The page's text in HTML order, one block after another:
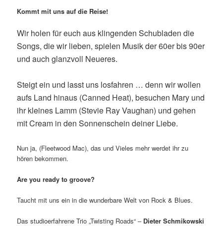
Kommt mit uns auf die Reise!
Wir holen für euch aus klingenden Schubladen die
Songs, die wir lieben, spielen Musik der 60er bis 90er
und auch glanzvoll Neueres.
Steigt ein und lasst uns losfahren … denn wir wollen
aufs Land hinaus (Canned Heat), besuchen Mary und
ihr kleines Lamm (Stevie Ray Vaughan) und gehen
mit Cream in den Sonnenschein deiner Liebe.
Nun ja, (Fleetwood Mac), das und Vieles mehr werdet ihr zu
hören bekommen.
Are you ready to groove?
Taucht mit uns ein in die wunderbare Welt von Rock & Blues.
Das studioerfahrene Trio „Twisting Roads“ – Dieter Schmikowski